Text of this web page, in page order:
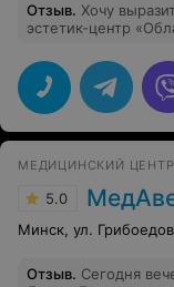
Отзыв. Хочу
эстетик-центр
приятно
Уже при входе в
внимательный
встречает с
благодарности
внимательное
отношение к клиенту. Все процедуры в
проводят на
Всем рекомендую
МЕДИЦИНСКИЙ ЦЕНТР
5.0
Минск, ул.
Отзыв. Сегодня